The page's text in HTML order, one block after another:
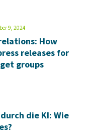
9, 2024
How
releases for
groups
die KI: Wie